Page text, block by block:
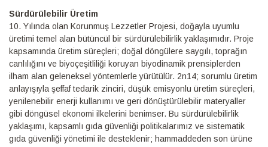
Sürdürülebilir Üretim
10.⁠ ⁠Yılında olan Korunmuş Lezzetler Projesi, doğayla uyumlu
üretimi temel alan bütüncül bir sürdürülebilirlik yaklaşımıdır. Proje
kapsamında üretim süreçleri; doğal döngülere saygılı, toprağın
canlılığını ve biyoçeşitliliği koruyan biyodinamik prensiplerden
ilham alan geleneksel yöntemlerle yürütülür. 2n14; sorumlu üretim
anlayışıyla şeffaf tedarik zinciri, düşük emisyonlu üretim süreçleri,
yenilenebilir enerji kullanımı ve geri dönüştürülebilir materyaller
gibi döngüsel ekonomi ilkelerini benimser. Bu sürdürülebilirlik
yaklaşımı, kapsamlı gıda güvenliği politikalarımız ve sistematik
gıda güvenliği yönetimi ile desteklenir; hammaddeden son ürüne